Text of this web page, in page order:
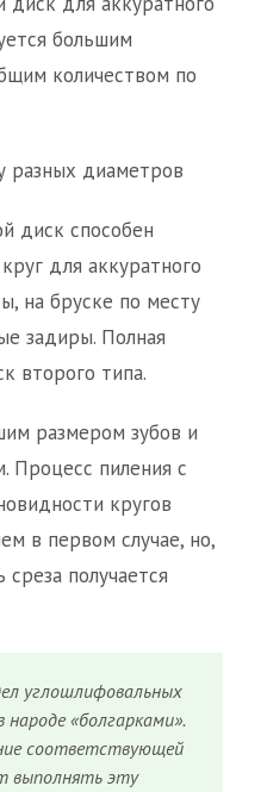
большим
количеством по
разных диаметров
диск способен
для аккуратного
на бруске по месту
задиры. Полная
второго типа.
размером зубов и
Процесс пиления с
кругов
в первом случае, но,
получается
углошлифовальных
«болгарками».
соответствующей
выполнять эту